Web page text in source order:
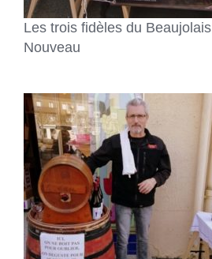
Les trois fidèles du Beaujolais
Nouveau